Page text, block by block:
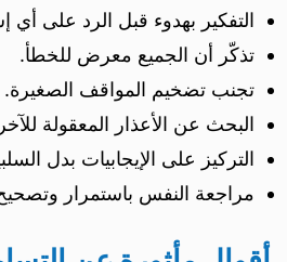
التفكير بهدوء قبل الرد على أي
تذكّر أن الجميع معرض للخطأ.
تجنب تضخيم المواقف الصغيرة.
البحث عن الأعذار المعقولة
التركيز على الإيجابيات بدل
مراجعة النفس باستمرار